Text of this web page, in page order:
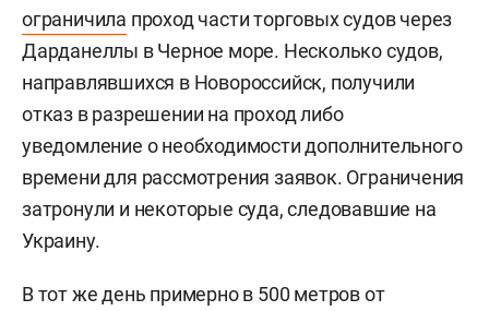
ограничила проход части торговых судов через
Дарданеллы в Черное море. Несколько судов,
направлявшихся в Новороссийск, получили
отказ в разрешении на проход либо
уведомление о необходимости дополнительного
времени для рассмотрения заявок. Ограничения
затронули и некоторые суда, следовавшие на
Украину.
В тот же день примерно в 500 метров от